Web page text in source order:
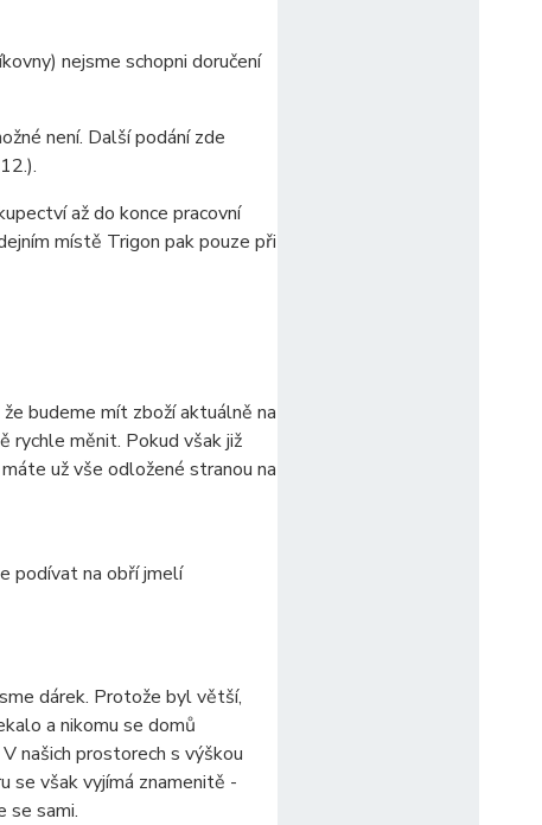
nejsme schopni doručení
není. Další podání zde
až do konce pracovní
místě Trigon pak pouze při
budeme mít zboží aktuálně na
rychle měnit. Pokud však již
už vše odložené stranou na
podívat na obří jmelí
dárek. Protože byl větší,
a nikomu se domů
našich prostorech s výškou
se však vyjímá znamenitě -
se sami.